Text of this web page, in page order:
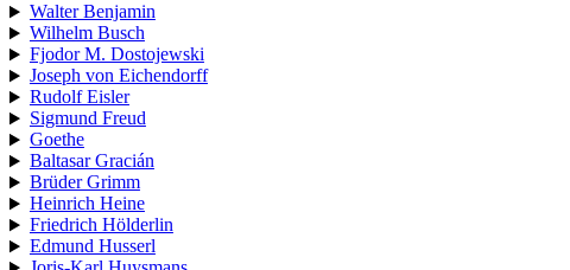
Walter Benjamin
Wilhelm Busch
Fjodor M. Dostojewski
Joseph von Eichendorff
Rudolf Eisler
Sigmund Freud
Goethe
Baltasar Gracián
Brüder Grimm
Heinrich Heine
Friedrich Hölderlin
Edmund Husserl